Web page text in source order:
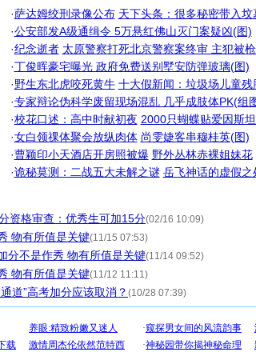
·萨达姆绞刑录像公布 天下头条：很多秘密带入坟
·公安部发A级通缉令 5万悬红佛山灭门案疑凶(图)
·纪念逝者 太原警察打死北京警察案终审 主犯被
·丁俊晖豪宅曝光 政府免费送别墅安防弹玻璃(图)
·野生东北虎咬死黄牛 十大假新闻：垃圾场儿童残
·专家辩论伪科学废留现场混乱 几乎成肢体PK(组
·校花口述：高中时献初夜 2000只蝴蝶贴爱因斯
·女白领祼体聚会放纵肉体 尚雯婕客串穆桂英(图)
·曹颖印小天酒店开房照被爆 野外丛林赤裸姐妹花
·诡秘莫测：二战五大未解之谜 岳飞神话的虚假之
资格审查：优秀生可加15分(02/16 10:09)
物有所值是关键(11/15 07:53)
分不是作秀 物有所值是关键(11/14 09:52)
物有所值是关键(11/12 11:11)
道”高考加分应该取消？ (10/28 07:39)